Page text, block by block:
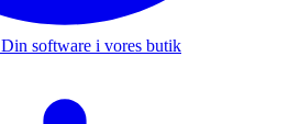
Din software i vores butik